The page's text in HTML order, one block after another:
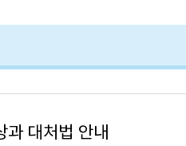
과 대처법 안내